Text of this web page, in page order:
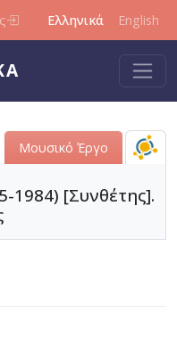
Ελληνικά English
Μουσικό Έργο
1984) [Συνθέτης].